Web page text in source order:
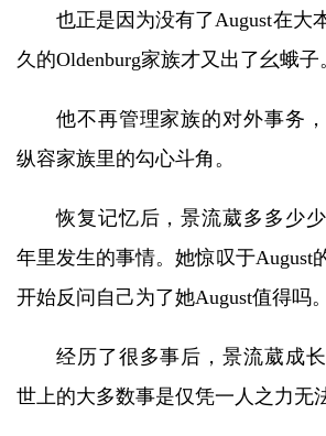
也正是因为没有了August在大
久的Oldenburg家族才又出了幺蛾子
他不再管理家族的对外事务
纵容家族里的勾心斗角。
恢复记忆后，景流葳多多少
年里发生的事情。她惊叹于August
开始反问自己为了她August值得吗。
经历了很多事后，景流葳成
世上的大多数事是仅凭一人之力无